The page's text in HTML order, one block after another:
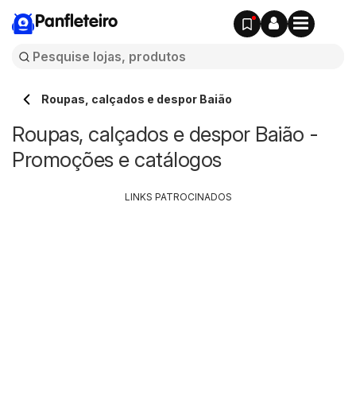
Panfleteiro
Roupas, calçados e despor Baião
Roupas, calçados e despor Baião -
Promoções e catálogos
LINKS PATROCINADOS